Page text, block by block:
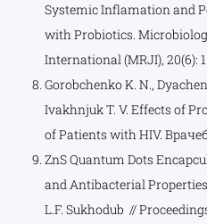
Systemic Inflamation and
with Probiotics.
International (MRJI), 20(6):
Gorobchenko K. N.,
Ivakhnjuk T. V. Effects of
of Patients with HIV.
ZnS Quantum Dots
and Antibacterial
L.F. Sukhodub //